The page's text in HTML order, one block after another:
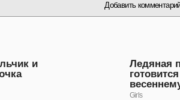
Добавить
и
Ледяная
Girls